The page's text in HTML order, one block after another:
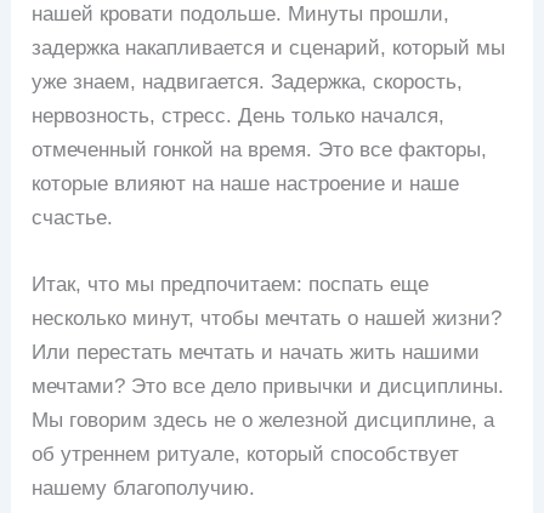
нашей кровати подольше. Минуты прошли,
задержка накапливается и сценарий, который мы
уже знаем, надвигается. Задержка, скорость,
нервозность, стресс. День только начался,
отмеченный гонкой на время. Это все факторы,
которые влияют на наше настроение и наше
счастье.
Итак, что мы предпочитаем: поспать еще
несколько минут, чтобы мечтать о нашей жизни?
Или перестать мечтать и начать жить нашими
мечтами? Это все дело привычки и дисциплины.
Мы говорим здесь не о железной дисциплине, а
об утреннем ритуале, который способствует
нашему благополучию.